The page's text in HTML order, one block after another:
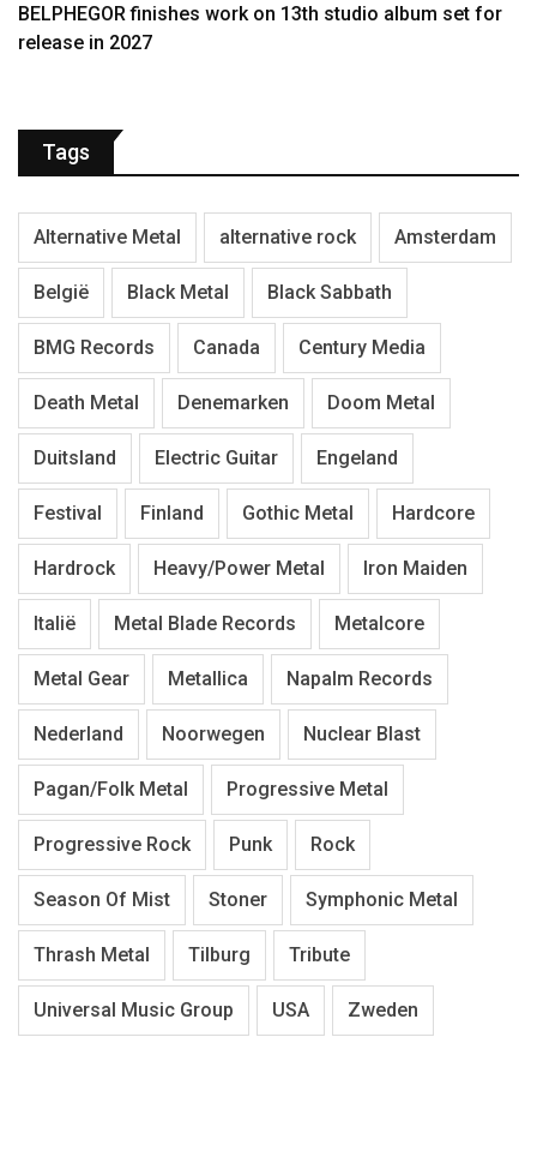
BELPHEGOR finishes work on 13th studio album set for
release in 2027
Tags
Alternative Metal alternative rock Amsterdam
België Black Metal Black Sabbath
BMG Records Canada Century Media
Death Metal Denemarken Doom Metal
Duitsland Electric Guitar Engeland
Festival Finland Gothic Metal Hardcore
Hardrock Heavy/Power Metal Iron Maiden
Italië Metal Blade Records Metalcore
Metal Gear Metallica Napalm Records
Nederland Noorwegen Nuclear Blast
Pagan/Folk Metal Progressive Metal
Progressive Rock Punk Rock
Season Of Mist Stoner Symphonic Metal
Thrash Metal Tilburg Tribute
Universal Music Group USA Zweden